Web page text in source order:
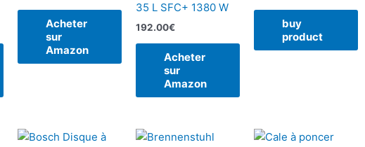
Acheter
sur
Amazon
35 L SFC+ 1380 W
192.00€
Acheter
sur
Amazon
buy
product